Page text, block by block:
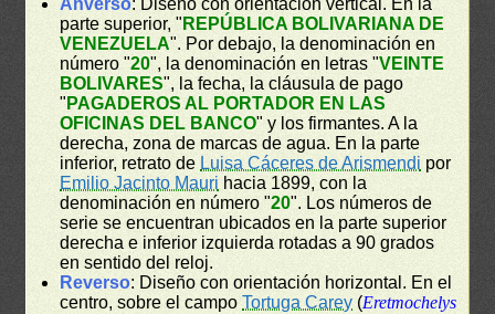
parte superior, " REPÚBLICA BOLIVARIANA DE
VENEZUELA". Por debajo, la denominación en
número "20", la denominación en letras "VEINTE
BOLIVARES", la fecha, la cláusula de pago
" PAGADEROS AL PORTADOR EN LAS
OFICINAS DEL BANCO" y los firmantes. A la
derecha, zona de marcas de agua. En la parte
inferior, retrato de Luisa Cáceres de Arismendi por
Emilio Jacinto Mauri hacia 1899, con la
denominación en número "20". Los números de
serie se encuentran ubicados en la parte superior
derecha e inferior izquierda rotadas a 90 grados
en sentido del reloj.
Reverso: Diseño con orientación horizontal. En el
centro, sobre el campoTortuga Carey (Eretmochelys